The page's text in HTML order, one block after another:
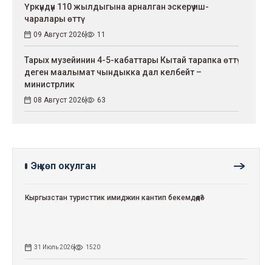
Үркүндүн 110 жылдыгына арналган эскерүү иш-
чаралары өттү
09 Август 2026 11
Тарых музейинин 4-5-кабаттары Кытай тарапка өттү
деген маалымат чындыкка дал келбейт –
министрлик
08 Август 2026 63
Эң көп окулган
Кыргызстан туристтик имиджин кантип бекемдөөдө?
31 Июль 2026 1520